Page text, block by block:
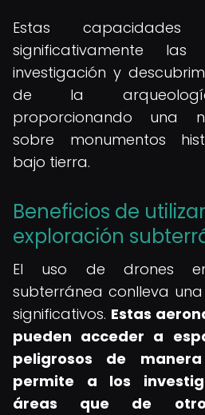
Estas
significativamente
investigación y
de la
proporcionando una
sobre monumentos
bajo tierra.
Beneficios de
exploración
El uso de drones
subterránea conlleva
significativos. Estas
pueden acceder a
peligrosos de
permite a los
áreas que de